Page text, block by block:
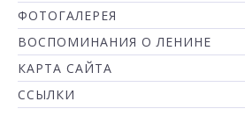
ФОТОГАЛЕРЕЯ
ВОСПОМИНАНИЯ О ЛЕНИНЕ
КАРТА САЙТА
ССЫЛКИ